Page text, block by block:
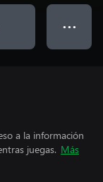
● ● ●
a la información
juegas. Más